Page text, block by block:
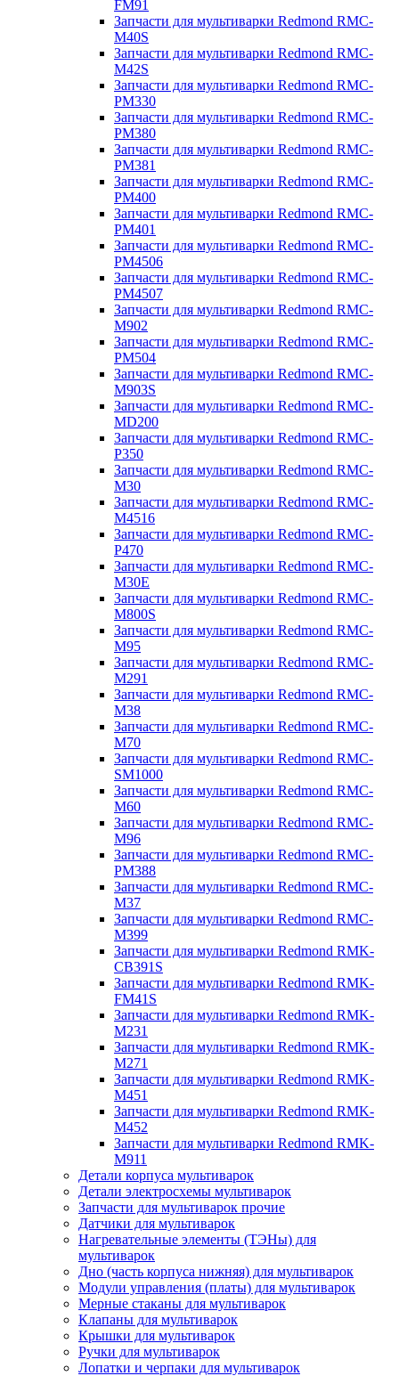
FM91
Запчасти для мультиварки Redmond RMC-
M40S
Запчасти для мультиварки Redmond RMC-
M42S
Запчасти для мультиварки Redmond RMC-
PM330
Запчасти для мультиварки Redmond RMC-
PM380
Запчасти для мультиварки Redmond RMC-
PM381
Запчасти для мультиварки Redmond RMC-
PM400
Запчасти для мультиварки Redmond RMC-
PM401
Запчасти для мультиварки Redmond RMC-
PM4506
Запчасти для мультиварки Redmond RMC-
PM4507
Запчасти для мультиварки Redmond RMC-
M902
Запчасти для мультиварки Redmond RMC-
PM504
Запчасти для мультиварки Redmond RMC-
M903S
Запчасти для мультиварки Redmond RMC-
MD200
Запчасти для мультиварки Redmond RMC-
P350
Запчасти для мультиварки Redmond RMC-
M30
Запчасти для мультиварки Redmond RMC-
M4516
Запчасти для мультиварки Redmond RMC-
P470
Запчасти для мультиварки Redmond RMC-
M30E
Запчасти для мультиварки Redmond RMC-
M800S
Запчасти для мультиварки Redmond RMC-
M95
Запчасти для мультиварки Redmond RMC-
M291
Запчасти для мультиварки Redmond RMC-
M38
Запчасти для мультиварки Redmond RMC-
M70
Запчасти для мультиварки Redmond RMC-
SM1000
Запчасти для мультиварки Redmond RMC-
M60
Запчасти для мультиварки Redmond RMC-
M96
Запчасти для мультиварки Redmond RMC-
PM388
Запчасти для мультиварки Redmond RMC-
M37
Запчасти для мультиварки Redmond RMC-
M399
Запчасти для мультиварки Redmond RMK-
CB391S
Запчасти для мультиварки Redmond RMK-
FM41S
Запчасти для мультиварки Redmond RMK-
M231
Запчасти для мультиварки Redmond RMK-
M271
Запчасти для мультиварки Redmond RMK-
M451
Запчасти для мультиварки Redmond RMK-
M452
Запчасти для мультиварки Redmond RMK-
M911
Детали корпуса мультиварок
Детали электросхемы мультиварок
Запчасти для мультиварок прочие
Датчики для мультиварок
Нагревательные элементы (ТЭНы) для
мультиварок
Дно (часть корпуса нижняя) для мультиварок
Модули управления (платы) для мультиварок
Мерные стаканы для мультиварок
Клапаны для мультиварок
Крышки для мультиварок
Ручки для мультиварок
Лопатки и черпаки для мультиварок